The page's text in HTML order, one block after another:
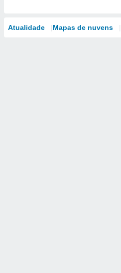
Atualidade Mapas de nuvens